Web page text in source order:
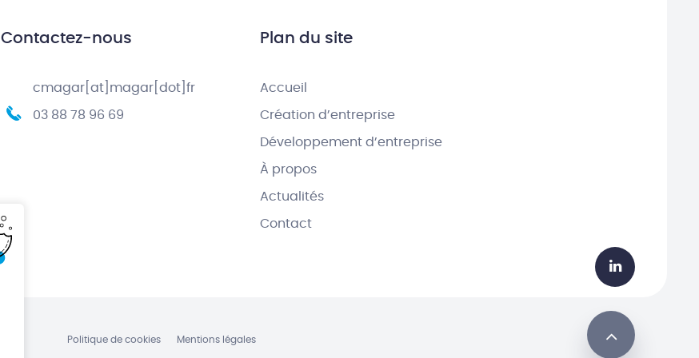
Contactez-nous
cmagar[at]magar[dot]fr
03 88 78 96 69
Plan du site
Accueil
Création d’entreprise
Développement d’entreprise
À propos
Actualités
Contact
Politique de cookies Mentions légales